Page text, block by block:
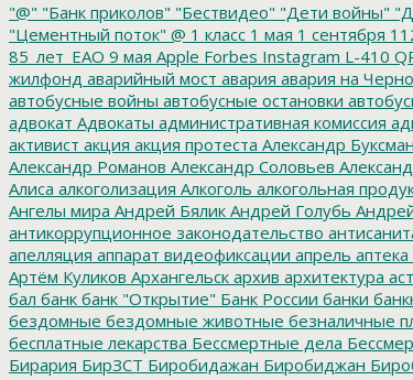
"@" "Банк приколов" "Бествидео" "Дети войны"
"Цементный поток" @ 1 класс 1 мая 1 сентября
85_лет_ЕАО 9 мая Apple Forbes Instagram L-410
жилфонд аварийный мост авария авария на
автобусные войны автобусные остановки
адвокат Адвокаты административная комиссия
активист акция акция протеста Александр Буксман
Александр Романов Александр Соловьев
Алиса алкоголизация Алкоголь алкогольная
Ангелы мира Андрей Бялик Андрей Голубь
антикоррупционное законодательство
апелляция аппарат видеофиксации апрель аптека
Артём Куликов Архангельск архив архитектура
бал банк банк "Открытие" Банк России банки
бездомные бездомные животные безналичные
бесплатные лекарства Бессмертные дела
Бирария БирЗСТ Биробидажан Биробиджан